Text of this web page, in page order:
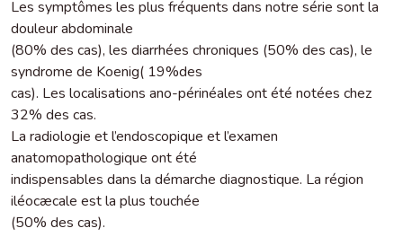
Les symptômes les plus fréquents dans notre série sont la
douleur abdominale
(80% des cas), les diarrhées chroniques (50% des cas), le
syndrome de Koenig( 19%des
cas). Les localisations ano-périnéales ont été notées chez
32% des cas.
La radiologie et l’endoscopique et l’examen
anatomopathologique ont été
indispensables dans la démarche diagnostique. La région
iléocæcale est la plus touchée
(50% des cas).